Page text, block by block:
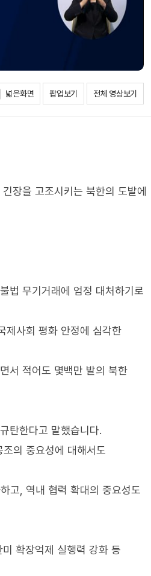
넓은화면 팝업보기 전체 영상보기
장을 고조시키는 북한의 도발에
법 무기거래에 엄정 대처하기로
제사회 평화 안정에 심각한
서 적어도 몇백만 발의 북한
탄한다고 말했습니다.
의 중요성에 대해서도
고, 역내 협력 확대의 중요성도
확장억제 실행력 강화 등